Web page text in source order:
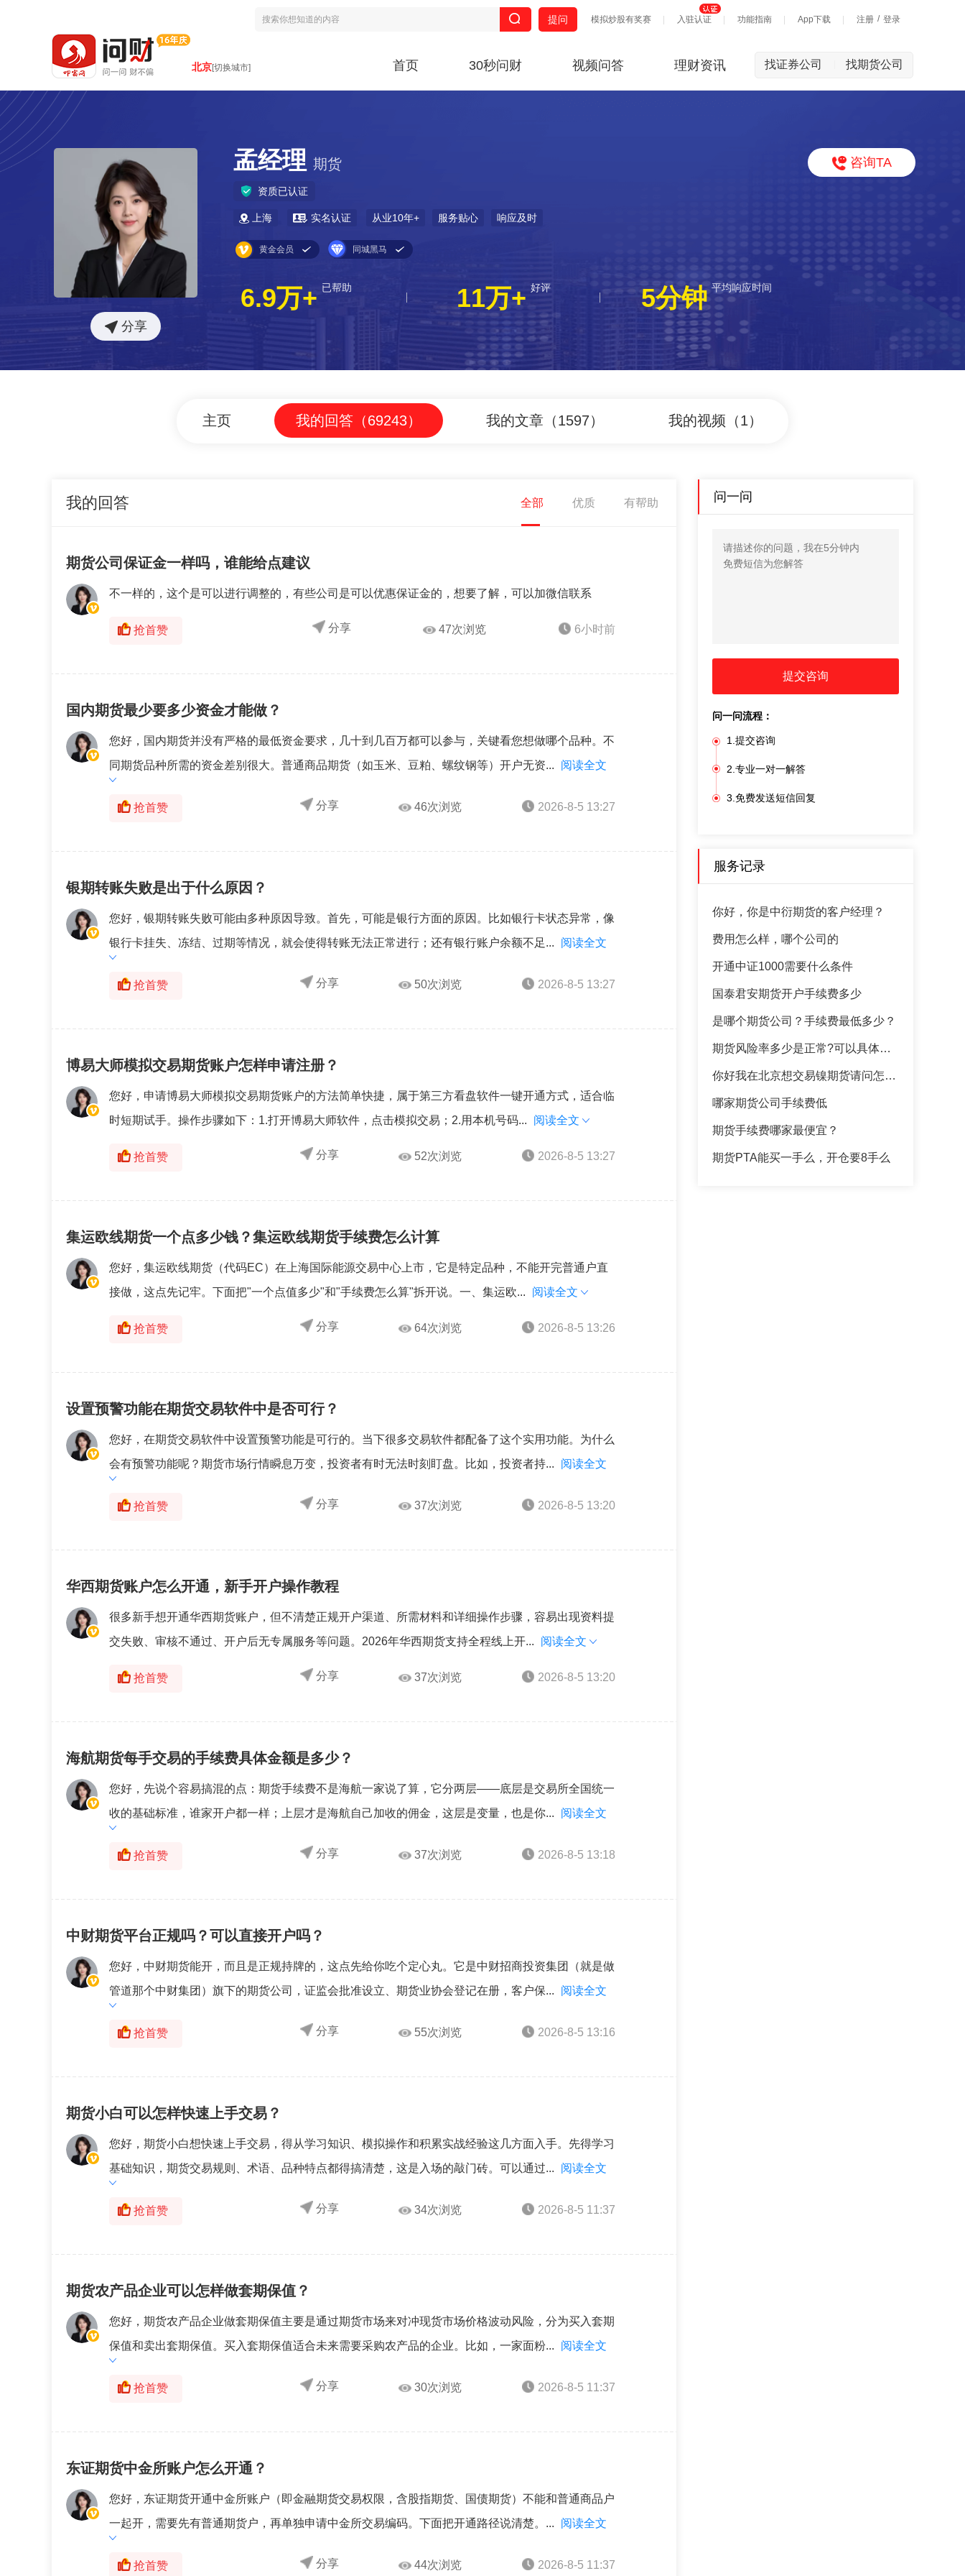
模拟炒股有奖赛 入驻认证 功能指南 App下载 注册 / 登录
提问
北京[切换城市] 首页 30秒问财 视频问答 理财资讯 找证券公司 找期货公司
分享
孟经理 期货
资质已认证
上海 实名认证 从业10年+ 服务贴心 响应及时
黄金会员 同城黑马
6.9万+ 已帮助 11万+ 好评 5分钟 平均响应时间
咨询TA
主页 我的回答（69243） 我的文章（1597） 我的视频（1）
我的回答 有帮助
优质
全部
期货公司保证金一样吗，谁能给点建议
不一样的，这个是可以进行调整的，有些公司是可以优惠保证金的，想要了解，可以加微信联系
抢首赞 分享 47次浏览 6小时前
国内期货最少要多少资金才能做？
您好，国内期货并没有严格的最低资金要求，几十到几百万都可以参与，关键看您想做哪个品种。不
同期货品种所需的资金差别很大。普通商品期货（如玉米、豆粕、螺纹钢等）开户无资...
阅读全文
抢首赞 分享 46次浏览 2026-8-5 13:27
银期转账失败是出于什么原因？
您好，银期转账失败可能由多种原因导致。首先，可能是银行方面的原因。比如银行卡状态异常，像
银行卡挂失、冻结、过期等情况，就会使得转账无法正常进行；还有银行账户余额不足...
阅读全文
抢首赞 分享 50次浏览 2026-8-5 13:27
博易大师模拟交易期货账户怎样申请注册？
您好，申请博易大师模拟交易期货账户的方法简单快捷，属于第三方看盘软件一键开通方式，适合临
时短期试手。操作步骤如下：1.打开博易大师软件，点击模拟交易；2.用本机号码...
阅读全文
抢首赞 分享 52次浏览 2026-8-5 13:27
集运欧线期货一个点多少钱？集运欧线期货手续费怎么计算
您好，集运欧线期货（代码EC）在上海国际能源交易中心上市，它是特定品种，不能开完普通户直
接做，这点先记牢。下面把"一个点值多少"和"手续费怎么算"拆开说。一、集运欧...
阅读全文
抢首赞 分享 64次浏览 2026-8-5 13:26
设置预警功能在期货交易软件中是否可行？
您好，在期货交易软件中设置预警功能是可行的。当下很多交易软件都配备了这个实用功能。为什么
会有预警功能呢？期货市场行情瞬息万变，投资者有时无法时刻盯盘。比如，投资者持...
阅读全文
抢首赞 分享 37次浏览 2026-8-5 13:20
华西期货账户怎么开通，新手开户操作教程
很多新手想开通华西期货账户，但不清楚正规开户渠道、所需材料和详细操作步骤，容易出现资料提
交失败、审核不通过、开户后无专属服务等问题。2026年华西期货支持全程线上开...
阅读全文
抢首赞 分享 37次浏览 2026-8-5 13:20
海航期货每手交易的手续费具体金额是多少？
您好，先说个容易搞混的点：期货手续费不是海航一家说了算，它分两层——底层是交易所全国统一
收的基础标准，谁家开户都一样；上层才是海航自己加收的佣金，这层是变量，也是你...
阅读全文
抢首赞 分享 37次浏览 2026-8-5 13:18
中财期货平台正规吗？可以直接开户吗？
您好，中财期货能开，而且是正规持牌的，这点先给你吃个定心丸。它是中财招商投资集团（就是做
管道那个中财集团）旗下的期货公司，证监会批准设立、期货业协会登记在册，客户保...
阅读全文
抢首赞 分享 55次浏览 2026-8-5 13:16
期货小白可以怎样快速上手交易？
您好，期货小白想快速上手交易，得从学习知识、模拟操作和积累实战经验这几方面入手。先得学习
基础知识，期货交易规则、术语、品种特点都得搞清楚，这是入场的敲门砖。可以通过...
阅读全文
抢首赞 分享 34次浏览 2026-8-5 11:37
期货农产品企业可以怎样做套期保值？
您好，期货农产品企业做套期保值主要是通过期货市场来对冲现货市场价格波动风险，分为买入套期
保值和卖出套期保值。买入套期保值适合未来需要采购农产品的企业。比如，一家面粉...
阅读全文
抢首赞 分享 30次浏览 2026-8-5 11:37
东证期货中金所账户怎么开通？
您好，东证期货开通中金所账户（即金融期货交易权限，含股指期货、国债期货）不能和普通商品户
一起开，需要先有普通期货户，再单独申请中金所交易编码。下面把开通路径说清楚。...
阅读全文
抢首赞 分享 44次浏览 2026-8-5 11:37
问一问
提交咨询
问一问流程：
1.提交咨询
2.专业一对一解答
3.免费发送短信回复
服务记录
你好，你是中衍期货的客户经理？
费用怎么样，哪个公司的
开通中证1000需要什么条件
国泰君安期货开户手续费多少
是哪个期货公司？手续费最低多少？
期货风险率多少是正常?可以具体讲一下吗为什么，新手小白求帮忙
你好我在北京想交易镍期货请问怎么办理期货开户？
哪家期货公司手续费低
期货手续费哪家最便宜？
期货PTA能买一手么，开仓要8手么